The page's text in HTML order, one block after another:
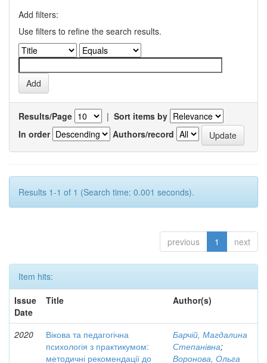
Add filters:
Use filters to refine the search results.
Results/Page | Sort items by
In order
Authors/record
Results 1-1 of 1 (Search time: 0.001 seconds).
previous 1 next
Item hits:
Issue
Date
Title Author(s)
2020
Вікова та педагогічна
психологія з практикумом:
методичні рекомендації до
Барчій, Магдалина
Степанівна;
Воронова, Ольга